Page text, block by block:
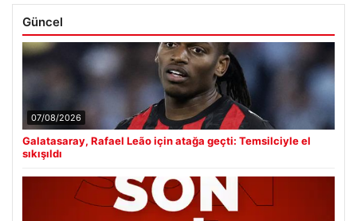
Güncel
07/08/2026
Galatasaray, Rafael Leão için atağa geçti: Temsilciyle el
sıkışıldı